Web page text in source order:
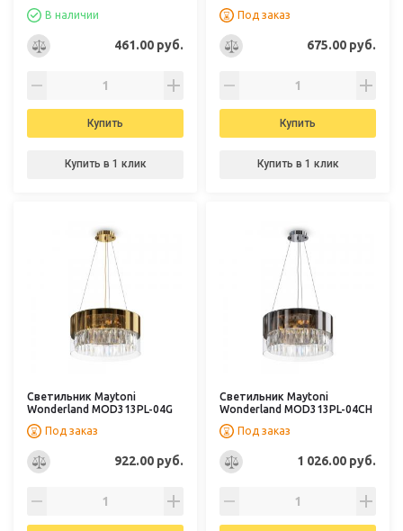
В наличии
461.00 руб.
Купить
Купить в 1 клик
Под заказ
675.00 руб.
Купить
Купить в 1 клик
Светильник Maytoni
Wonderland MOD313PL-04G
Под заказ
922.00 руб.
Светильник Maytoni
Wonderland MOD313PL-04CH
Под заказ
1 026.00 руб.